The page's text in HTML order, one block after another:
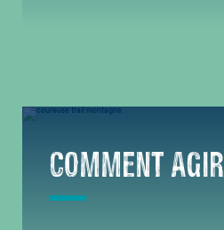
COMMENT AGIR